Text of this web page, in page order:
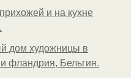
и на кухне
дом художницы в
фландрия, Бельгия.